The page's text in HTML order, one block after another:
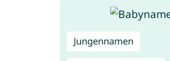
Jungennamen